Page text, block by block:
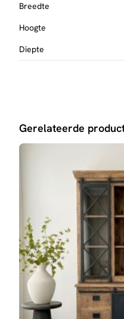
Breedte
Hoogte
Diepte
Gerelateerde